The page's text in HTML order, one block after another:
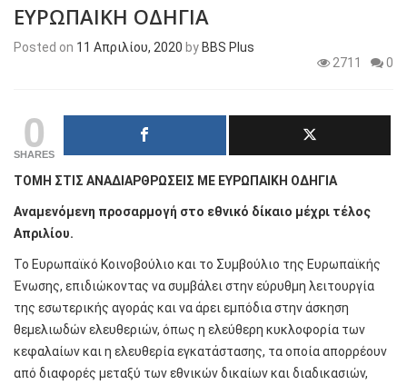
ΕΥΡΩΠΑΙΚΗ ΟΔΗΓΙΑ
Posted on 11 Απριλίου, 2020 by BBS Plus
2711
0
0
SHARES
ΤΟΜΗ ΣΤΙΣ ΑΝΑΔΙΑΡΘΡΩΣΕΙΣ ΜΕ ΕΥΡΩΠΑΙΚΗ ΟΔΗΓΙΑ
Αναμενόμενη προσαρμογή στο εθνικό δίκαιο μέχρι τέλος
Απριλίου.
Το Ευρωπαϊκό Κοινοβούλιο και το Συμβούλιο της Ευρωπαϊκής
Ένωσης, επιδιώκοντας να συμβάλει στην εύρυθμη λειτουργία
της εσωτερικής αγοράς και να άρει εμπόδια στην άσκηση
θεμελιωδών ελευθεριών, όπως η ελεύθερη κυκλοφορία των
κεφαλαίων και η ελευθερία εγκατάστασης, τα οποία απορρέουν
από διαφορές μεταξύ των εθνικών δικαίων και διαδικασιών,